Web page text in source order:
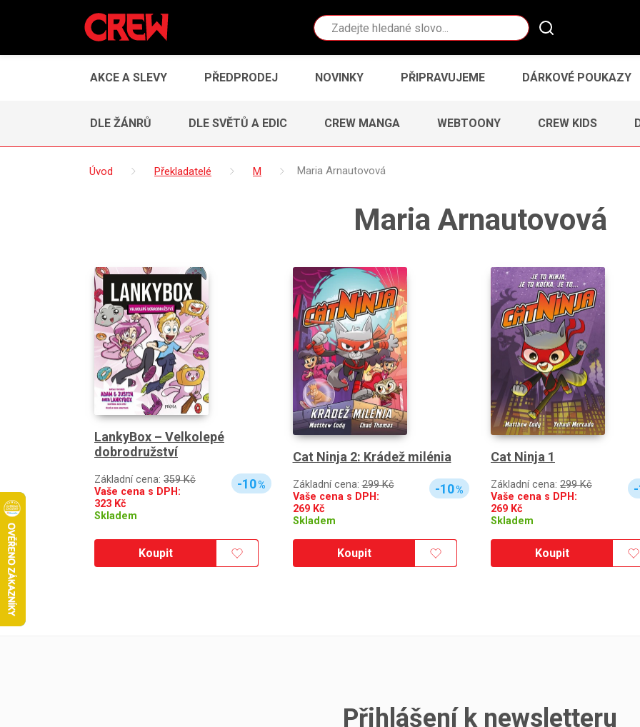
Vyhledávání
AKCE A SLEVY PŘEDPRODEJ NOVINKY PŘIPRAVUJEME DÁRKOVÉ POUKAZY
DLE ŽÁNRŮ DLE SVĚTŮ A EDIC CREW MANGA WEBTOONY CREW KIDS
Úvod Překladatelé M Maria Arnautovová
Maria Arnautovová
LankyBox – Velkolepé
dobrodružství
Základní cena: 359 Kč
Vaše cena s DPH:
323 Kč
Skladem
-10%
Koupit
Cat Ninja 2: Krádež milénia
Základní cena:299 Kč
Vaše cena s DPH:
269Kč
Skladem
-10%
Koupit
Cat Ninja 1
Základní cena: 299 Kč
Vaše cena s DPH:
269 Kč
Skladem
Koupit
Přihlášení k newsletteru